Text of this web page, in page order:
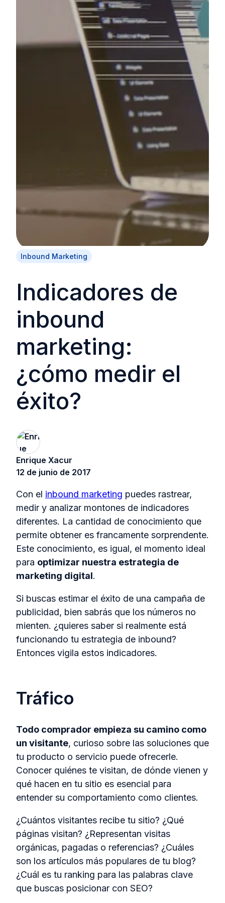
Inbound Marketing
Indicadores de
inbound
marketing:
¿cómo medir el
éxito?
Enrique Xacur
12 de junio de 2017
Con el inbound marketing puedes rastrear,
medir y analizar montones de indicadores
diferentes. La cantidad de conocimiento que
permite obtener es francamente sorprendente.
Este conocimiento, es igual, el momento ideal
para optimizar nuestra estrategia de
marketing digital.
Si buscas estimar el éxito de una campaña de
publicidad, bien sabrás que los números no
mienten. ¿quieres saber si realmente está
funcionando tu estrategia de inbound?
Entonces vigila estos indicadores.
Tráfico
Todo comprador empieza su camino como
un visitante, curioso sobre las soluciones que
tu producto o servicio puede ofrecerle.
Conocer quiénes te visitan, de dónde vienen y
qué hacen en tu sitio es esencial para
entender su comportamiento como clientes.
¿Cuántos visitantes recibe tu sitio? ¿Qué
páginas visitan? ¿Representan visitas
orgánicas, pagadas o referencias? ¿Cuáles
son los artículos más populares de tu blog?
¿Cuál es tu ranking para las palabras clave
que buscas posicionar con SEO?